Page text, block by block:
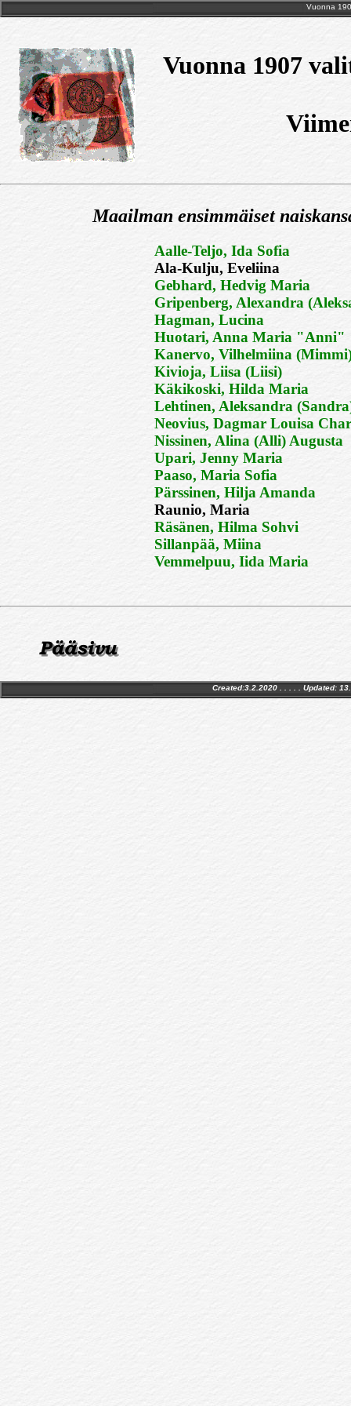
Vuonna
Vuonna 1907
Maailman ensimmäiset
Aalle-Teljo, Ida Sofia
Ala-Kulju, Eveliina
Gebhard, Hedvig Maria
Gripenberg, Alexandra
Hagman, Lucina
Huotari, Anna Maria "Anni"
Kanervo, Vilhelmiina
Kivioja, Liisa (Liisi)
Käkikoski, Hilda Maria
Lehtinen, Aleksandra
Neovius, Dagmar Louisa
Nissinen, Alina (Alli) Augusta
Upari, Jenny Maria
Paaso, Maria Sofia
Pärssinen, Hilja Amanda
Raunio, Maria
Räsänen, Hilma Sohvi
Sillanpää, Miina
Vemmelpuu, Iida Maria
Created:3.2.2020 . . . . . Updated: